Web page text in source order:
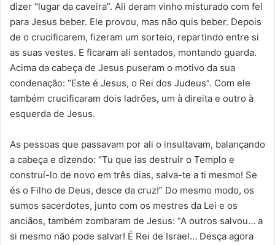
dizer “lugar da caveira”. Ali deram vinho misturado com fel
para Jesus beber. Ele provou, mas não quis beber. Depois
de o crucificarem, fizeram um sorteio, repartindo entre si
as suas vestes. E ficaram ali sentados, montando guarda.
Acima da cabeça de Jesus puseram o motivo da sua
condenação: “Este é Jesus, o Rei dos Judeus”. Com ele
também crucificaram dois ladrões, um à direita e outro à
esquerda de Jesus.
As pessoas que passavam por ali o insultavam, balançando
a cabeça e dizendo: “Tu que ias destruir o Templo e
construí-lo de novo em três dias, salva-te a ti mesmo! Se
és o Filho de Deus, desce da cruz!” Do mesmo modo, os
sumos sacerdotes, junto com os mestres da Lei e os
anciãos, também zombaram de Jesus: “A outros salvou… a
si mesmo não pode salvar! É Rei de Israel… Desça agora